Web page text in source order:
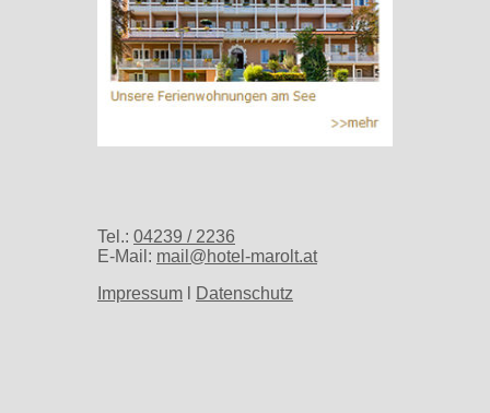
Tel.: 04239 / 2236
E-Mail: mail@hotel-marolt.at
Impressum
Datenschutz